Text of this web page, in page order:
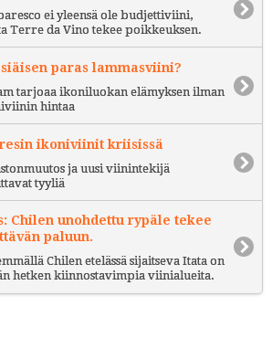
ei yleensä ole budjettiviini,
Terre da Vino tekee poikkeuksen.
paras lammasviini?
tarjoaa ikoniluokan elämyksen ilman
hintaa
ikoniviinit kriisissä
ja uusi viinintekijä
tyyliä
Chilen unohdettu rypäle tekee
paluun.
Chilen etelässä sijaitseva Itata on
hetken kiinnostavimpia viinialueita.